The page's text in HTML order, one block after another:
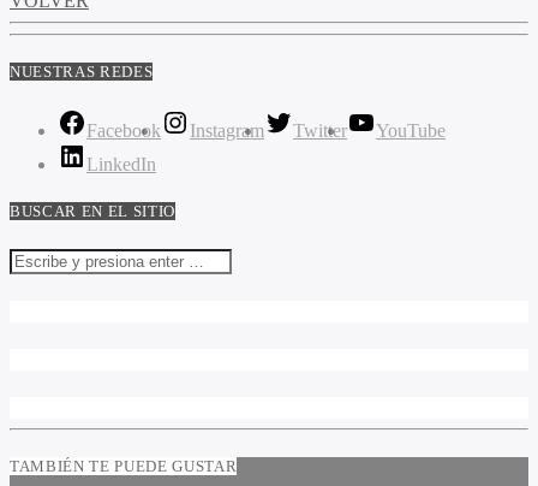
NUESTRAS REDES
Facebook Instagram Twitter
YouTube
LinkedIn
BUSCAR EN EL SITIO
TAMBIÉN TE PUEDE GUSTAR